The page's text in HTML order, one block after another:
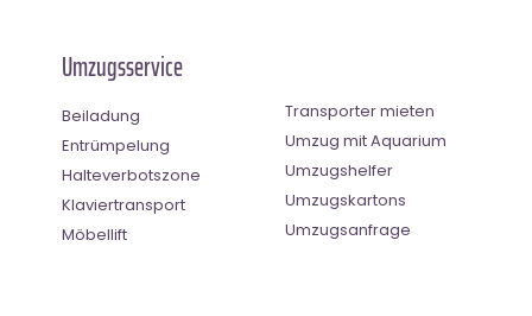
Umzugsservice
Beiladung
Entrümpelung
Halteverbotszone
Klaviertransport
Möbellift
Transporter mieten
Umzug mit Aquarium
Umzugshelfer
Umzugskartons
Umzugsanfrage